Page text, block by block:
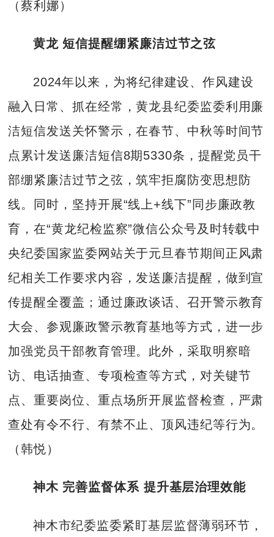
（蔡利娜）
黄龙 短信提醒绷紧廉洁过节之弦
2024年以来，为将纪律建设、作风建设
融入日常、抓在经常，黄龙县纪委监委利用廉
洁短信发送关怀警示，在春节、中秋等时间节
点累计发送廉洁短信8期5330条，提醒党员干
部绷紧廉洁过节之弦，筑牢拒腐防变思想防
线。同时，坚持开展“线上+线下”同步廉政教
育，在“黄龙纪检监察”微信公众号及时转载中
央纪委国家监委网站关于元旦春节期间正风肃
纪相关工作要求内容，发送廉洁提醒，做到宣
传提醒全覆盖；通过廉政谈话、召开警示教育
大会、参观廉政警示教育基地等方式，进一步
加强党员干部教育管理。此外，采取明察暗
访、电话抽查、专项检查等方式，对关键节
点、重要岗位、重点场所开展监督检查，严肃
查处有令不行、有禁不止、顶风违纪等行为。
（韩悦）
神木 完善监督体系 提升基层治理效能
神木市纪委监委紧盯基层监督薄弱环节，